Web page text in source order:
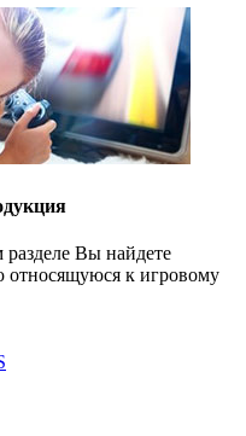
Вы найдете
к игровому